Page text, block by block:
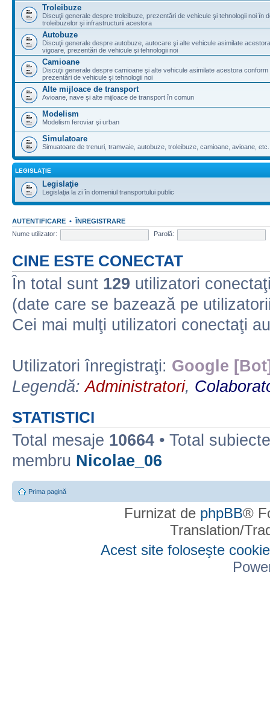
Troleibuze
Discuţii generale despre troleibuze, prezentări de vehicule şi tehnologii noi în
troleibuzelor şi infrastructurii acestora
Autobuze
Discuţii generale despre autobuze, autocare şi alte vehicule asimilate
vigoare, prezentări de vehicule şi tehnologii noi
Camioane
Discuţii generale despre camioane şi alte vehicule asimilate acestora
prezentări de vehicule şi tehnologii noi
Alte mijloace de transport
Avioane, nave şi alte mijloace de transport în comun
Modelism
Modelism feroviar şi urban
Simulatoare
Simuatoare de trenuri, tramvaie, autobuze, troleibuze, camioane, avioane, etc.
LEGISLAŢIE
Legislaţie
Legislaţia la zi în domeniul transportului public
AUTENTIFICARE • ÎNREGISTRARE
Nume utilizator:
Parolă:
CINE ESTE CONECTAT
În total sunt 129 utilizatori
(date care se bazează pe
Cei mai mulţi utilizatori conectaţi
Utilizatori înregistraţi: Google
Legendă:Administratori,
STATISTICI
Total mesaje 10664 • Total
membru Nicolae_06
Prima pagină
Furnizat de phpBB®
Translation/
Acest site foloseşte